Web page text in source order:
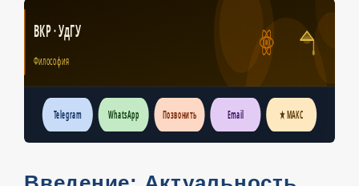
ВКР · УдГУ
Философия
Telegram WhatsApp Позвонить Email ★ МАКС